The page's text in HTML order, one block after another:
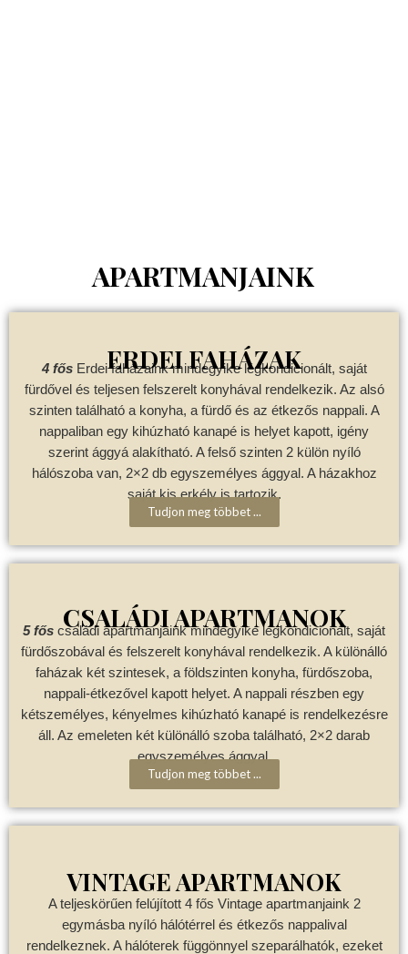
APARTMANJAINK
ERDEI FAHÁZAK
4 fősErdei faházaink mindegyike légkondicionált, saját
fürdővel és teljesen felszerelt konyhával rendelkezik. Az alsó
szinten található a konyha, a fürdő és az étkezős nappali. A
nappaliban egy kihúzható kanapé is helyet kapott, igény
szerint ággyá alakítható. A felső szinten 2 külön nyíló
hálószoba van, 2×2 db egyszemélyes ággyal. A házakhoz
saját kis erkély is tartozik.
Tudjon meg többet ...
CSALÁDI APARTMANOK
5 fős családi apartmanjaink mindegyike légkondicionált, saját
fürdőszobával és felszerelt konyhával rendelkezik. A különálló
faházak két szintesek, a földszinten konyha, fürdőszoba,
nappali-étkezővel kapott helyet. A nappali részben egy
kétszemélyes, kényelmes kihúzható kanapé is rendelkezésre
áll. Az emeleten két különálló szoba található, 2×2 darab
egyszemélyes ággyal.
Tudjon meg többet ...
VINTAGE APARTMANOK
A teljeskörűen felújított 4 fős Vintage apartmanjaink 2
egymásba nyíló hálótérrel és étkezős nappalival
rendelkeznek. A hálóterek függönnyel szeparálhatók, ezeket